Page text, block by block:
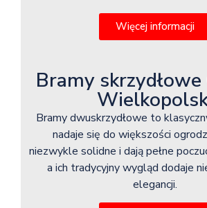
Więcej informacji
Bramy
Bramy dwuskrzydłowe to
nadaje się do większości
niezwykle solidne i dają pełne
a ich tradycyjny wygląd dodaje
elegancji.